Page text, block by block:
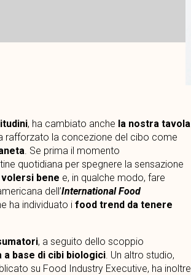
, ha cambiato anche la nostra tavola
rafforzato la concezione del cibo come
. Se prima il momento
quotidiana per spegnere la sensazione
volersi bene e, in qualche modo, fare
dell’International Food
ha individuato i food trend da tenere
, a seguito dello scoppio
a base di cibi biologici. Un altro studio,
su Food Industry Executive, ha inoltre